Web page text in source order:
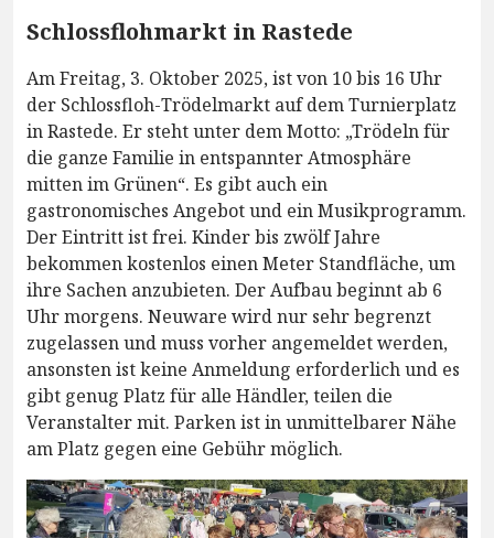
Schlossflohmarkt in Rastede
Am Freitag, 3. Oktober 2025, ist von 10 bis 16 Uhr
der Schlossfloh-Trödelmarkt auf dem Turnierplatz
in Rastede. Er steht unter dem Motto: „Trödeln für
die ganze Familie in entspannter Atmosphäre
mitten im Grünen“. Es gibt auch ein
gastronomisches Angebot und ein Musikprogramm.
Der Eintritt ist frei. Kinder bis zwölf Jahre
bekommen kostenlos einen Meter Standfläche, um
ihre Sachen anzubieten. Der Aufbau beginnt ab 6
Uhr morgens. Neuware wird nur sehr begrenzt
zugelassen und muss vorher angemeldet werden,
ansonsten ist keine Anmeldung erforderlich und es
gibt genug Platz für alle Händler, teilen die
Veranstalter mit. Parken ist in unmittelbarer Nähe
am Platz gegen eine Gebühr möglich.